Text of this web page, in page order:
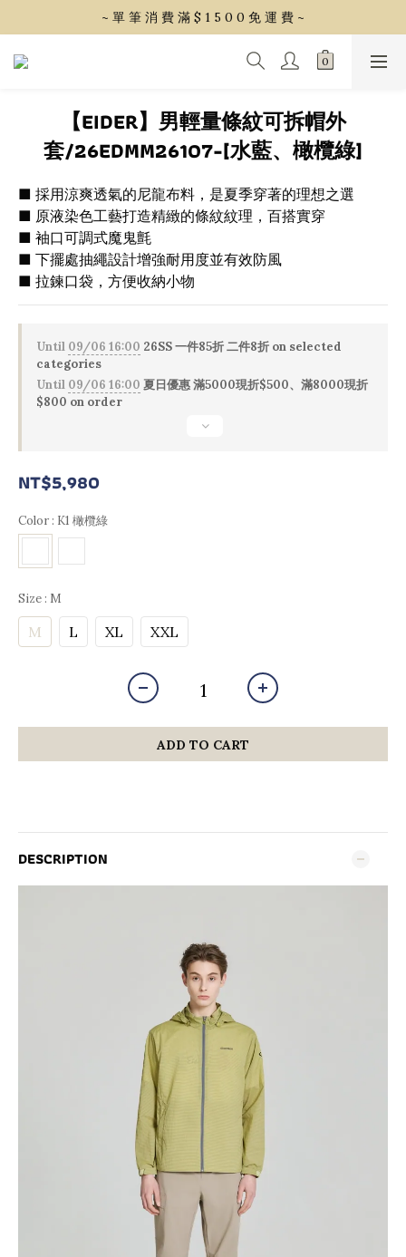
~ 單 筆 消 費 滿 $ 1 5 0 0 免 運 費 ~
~ 單 筆 消 費 滿 $ 1 5 0 0 免 運 費 ~
會 員 享 2% 點 數 回 饋 (1點=1元)
【EIDER】男輕量條紋可拆帽外
套/26EDMM26107-[水藍、橄欖綠]
■ 採用涼爽透氣的尼龍布料，是夏季穿著的理想之選
■ 原液染色工藝打造精緻的條紋紋理，百搭實穿
■ 袖口可調式魔鬼氈
■ 下擺處抽繩設計增強耐用度並有效防風
■ 拉鍊口袋，方便收納小物
Until 09/06 16:00 26SS 一件85折 二件8折 on selected
categories
Until 09/06 16:00 夏日優惠 滿5000現折$500、滿8000現折
$800 on order
NT$5,980
Color : K1 橄欖綠
Size : M
M L XL XXL
ADD TO CART
DESCRIPTION